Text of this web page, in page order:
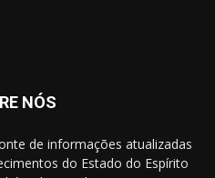
NÓS
de informações atualizadas
do Estado do Espírito